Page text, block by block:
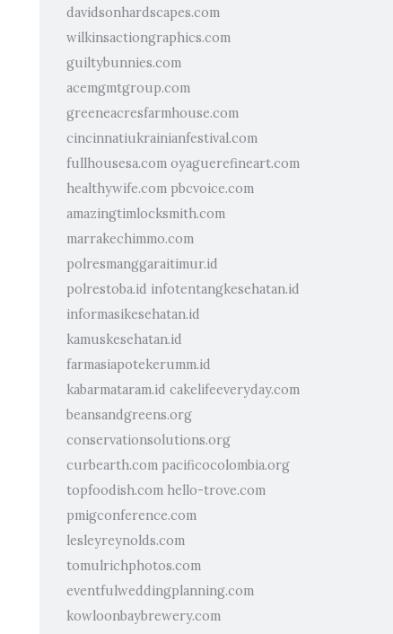
davidsonhardscapes.com
wilkinsactiongraphics.com
guiltybunnies.com
acemgmtgroup.com
greeneacresfarmhouse.com
cincinnatiukrainianfestival.com
fullhousesa.com oyaguerefineart.com
healthywife.com pbcvoice.com
amazingtimlocksmith.com
marrakechimmo.com
polresmanggaraitimur.id
polrestoba.id infotentangkesehatan.id
informasikesehatan.id
kamuskesehatan.id
farmasiapotekerumm.id
kabarmataram.id cakelifeeveryday.com
beansandgreens.org
conservationsolutions.org
curbearth.com pacificocolombia.org
topfoodish.com hello-trove.com
pmigconference.com
lesleyreynolds.com
tomulrichphotos.com
eventfulweddingplanning.com
kowloonbaybrewery.com